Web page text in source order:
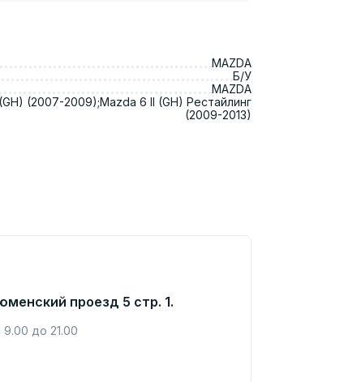
MAZDA
Б/У
MAZDA
(2007-2009);Mazda 6 II (GH) Рестайлинг
(2009-2013)
проезд 5 стр. 1.
до 21.00